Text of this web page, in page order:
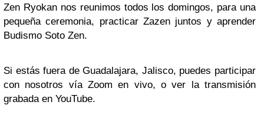
Zen Ryokan nos reunimos todos los domingos, para una
pequeña ceremonia, practicar Zazen juntos y aprender
Budismo Soto Zen.
Si estás fuera de Guadalajara, Jalisco, puedes participar
con nosotros vía Zoom en vivo, o ver la transmisión
grabada en YouTube.